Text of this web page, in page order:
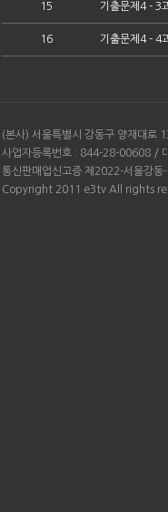
15 기출문제4 - 3
16 기출문제4 - 4
(본사) 서울특별시 강동구 양재대
사업자등록번호 : 844-28-00608 /
통신판매업신고증 제2022-서울강동
Copyright 2011 e3tv All rights